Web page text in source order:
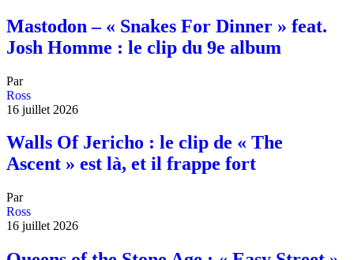
Mastodon – « Snakes For Dinner » feat.
Josh Homme : le clip du 9e album
Par
Ross
16 juillet 2026
Walls Of Jericho : le clip de « The
Ascent » est là, et il frappe fort
Par
Ross
16 juillet 2026